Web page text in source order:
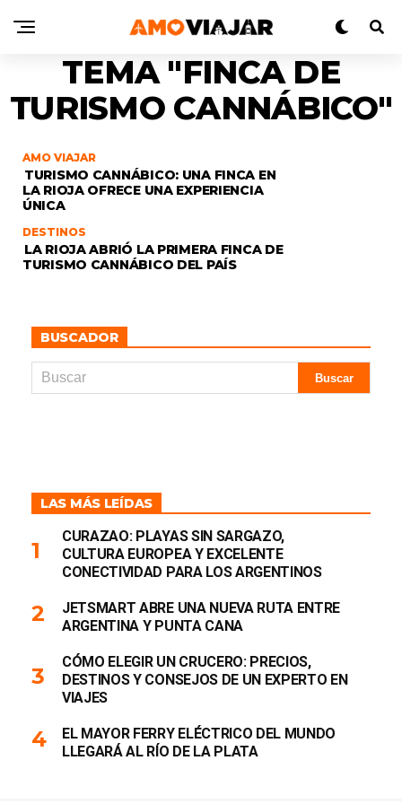
TEMA "FINCA DE
TURISMO CANNÁBICO"
AMO VIAJAR
TURISMO CANNÁBICO: UNA FINCA EN
LA RIOJA OFRECE UNA EXPERIENCIA
ÚNICA
DESTINOS
LA RIOJA ABRIÓ LA PRIMERA FINCA DE
TURISMO CANNÁBICO DEL PAÍS
BUSCADOR
LAS MÁS LEÍDAS
CURAZAO: PLAYAS SIN SARGAZO,
CULTURA EUROPEA Y EXCELENTE
CONECTIVIDAD PARA LOS ARGENTINOS
JETSMART ABRE UNA NUEVA RUTA ENTRE
ARGENTINA Y PUNTA CANA
CÓMO ELEGIR UN CRUCERO: PRECIOS,
DESTINOS Y CONSEJOS DE UN EXPERTO EN
VIAJES
EL MAYOR FERRY ELÉCTRICO DEL MUNDO
LLEGARÁ AL RÍO DE LA PLATA